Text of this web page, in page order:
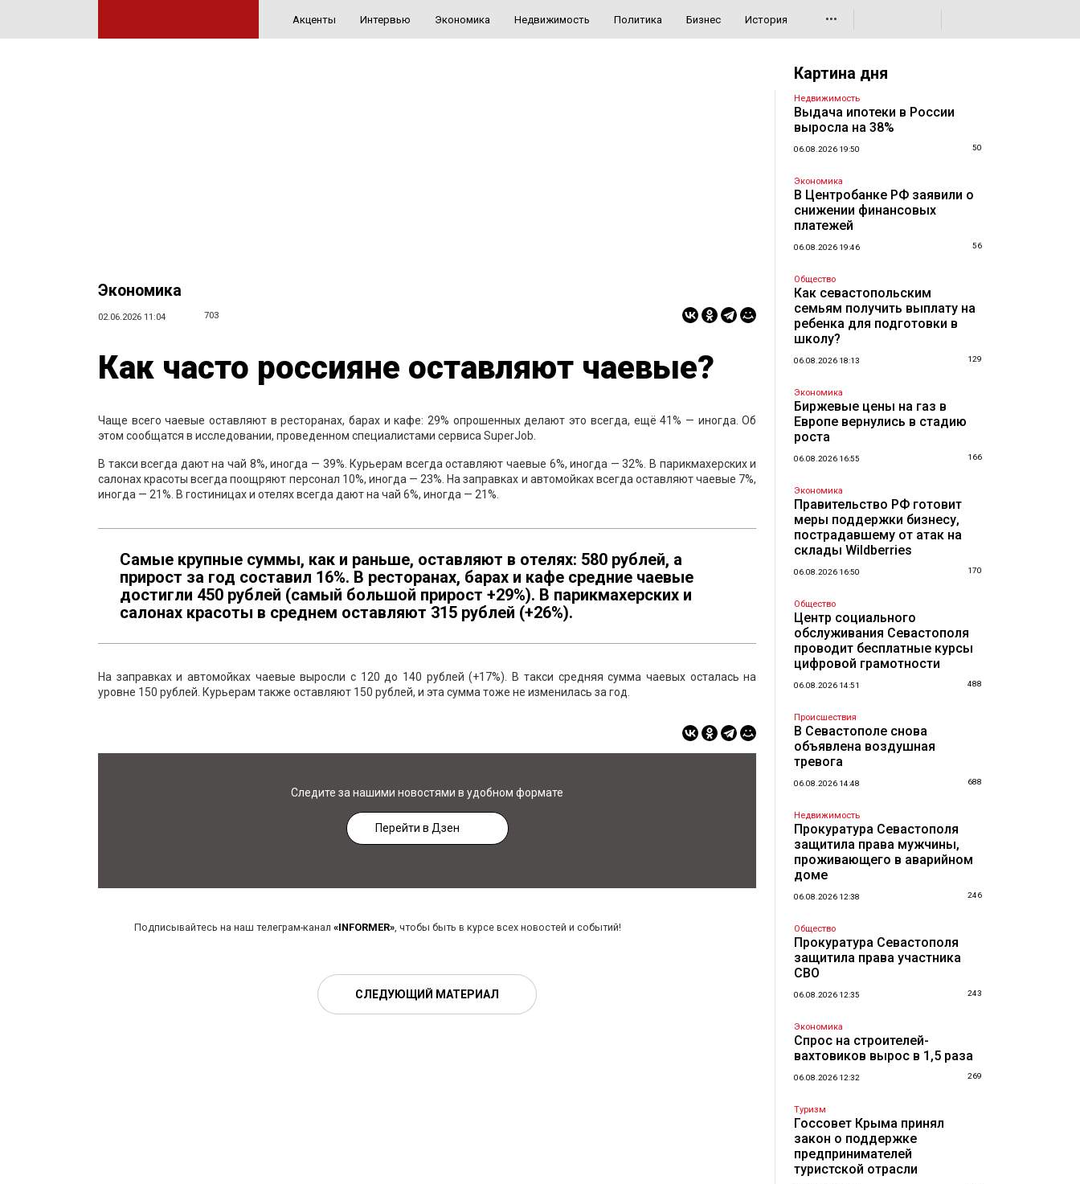
Акценты Интервью Экономика Недвижимость Политика Бизнес История •••
Экономика
02.06.2026 11:04 703
Как часто россияне оставляют чаевые?
Чаще всего чаевые оставляют в ресторанах, барах и кафе: 29% опрошенных делают это всегда, ещё 41% — иногда. Об
этом сообщатся в исследовании, проведенном специалистами сервиса SuperJob.
В такси всегда дают на чай 8%, иногда — 39%. Курьерам всегда оставляют чаевые 6%, иногда — 32%. В парикмахерских и
салонах красоты всегда поощряют персонал 10%, иногда — 23%. На заправках и автомойках всегда оставляют чаевые 7%,
иногда — 21%. В гостиницах и отелях всегда дают на чай 6%, иногда — 21%.
Самые крупные суммы, как и раньше, оставляют в отелях: 580 рублей, а
прирост за год составил 16%. В ресторанах, барах и кафе средние чаевые
достигли 450 рублей (самый большой прирост +29%). В парикмахерских и
салонах красоты в среднем оставляют 315 рублей (+26%).
На заправках и автомойках чаевые выросли с 120 до 140 рублей (+17%). В такси средняя сумма чаевых осталась на
уровне 150 рублей. Курьерам также оставляют 150 рублей, и эта сумма тоже не изменилась за год.
Следите за нашими новостями в удобном формате
Перейти в Дзен
Подписывайтесь на наш телеграм-канал «INFORMER», чтобы быть в курсе всех новостей и событий!
СЛЕДУЮЩИЙ МАТЕРИАЛ
Картина дня
Недвижимость
Выдача ипотеки в России
выросла на 38%
06.08.2026 19:50 50
Экономика
В Центробанке РФ заявили о
снижении финансовых
платежей
06.08.2026 19:46 56
Общество
Как севастопольским
семьям получить выплату на
ребенка для подготовки в
школу?
06.08.2026 18:13 129
Экономика
Биржевые цены на газ в
Европе вернулись в стадию
роста
06.08.2026 16:55 166
Экономика
Правительство РФ готовит
меры поддержки бизнесу,
пострадавшему от атак на
склады Wildberries
06.08.2026 16:50 170
Общество
Центр социального
обслуживания Севастополя
проводит бесплатные курсы
цифровой грамотности
06.08.2026 14:51 488
Происшествия
В Севастополе снова
объявлена воздушная
тревога
06.08.2026 14:48 688
Недвижимость
Прокуратура Севастополя
защитила права мужчины,
проживающего в аварийном
доме
06.08.2026 12:38 246
Общество
Прокуратура Севастополя
защитила права участника
СВО
06.08.2026 12:35 243
Экономика
Спрос на строителей-
вахтовиков вырос в 1,5 раза
06.08.2026 12:32 269
Туризм
Госсовет Крыма принял
закон о поддержке
предпринимателей
туристской отрасли